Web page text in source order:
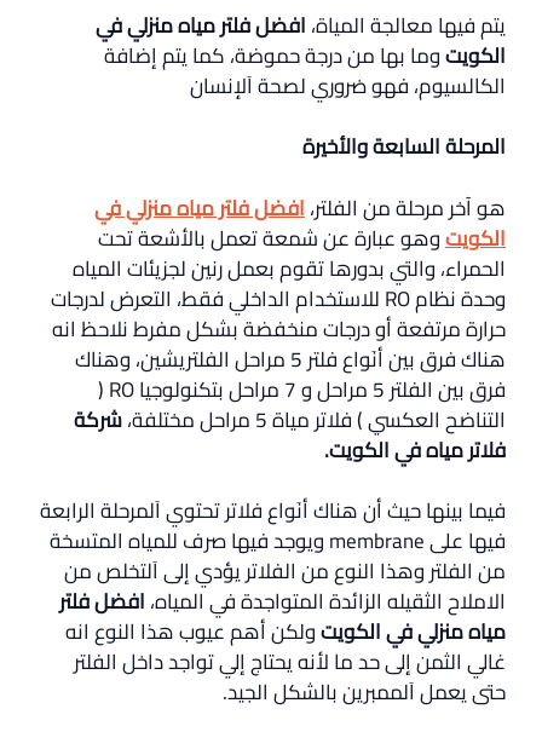
يتم فيها معالجة المياة،افضل فلتر مياه منزلي في
الكويتوما بها من درجة حموضة، كما يتم إضافة
الكالسيوم، فهو ضروري لصحة اَلإنسان
المرحلة السابعة والأخيرة
هو آخر مرحلة من الفلتر،افضل فلتر مياه منزلي في
الكويتوهو عبارة عن شمعة تعمل بالأشعة تحت
الحمراء، والتي بدورها تقوم بعمل رنين لجزيئات المياه
وحدة نظام RO للاستخدام الداخلي فقط، التعرض لدرجات
حرارة مرتفعة أو درجات منخفضة بشكل مفرط نلاحظ انه
هناك فرق بين أنَواع فلتر 5 مراحل الفلتريشين، وهناك
فرق بين الفلتر 5 مراحل و 7 مراحل بتكنولوجيا RO (
التناضح العكسي ) فلاتر مياة 5 مراحل مختلفة، شركة
فلاتر مياه في الكويت.
فيما بينها حيث أن هناك أنَواع فلاتر تحتوي اَلمرحلة الرابعة
فيها على membrane ويوجد فيها صرف للمياه المتسخة
من الفلتر وهذا النوع من الفلاتر يؤدي إلى اَلتخلص من
الاملاح الثقيله الزائدة المتواجدة في المياه،افضل فلتر
مياه منزلي في الكويتولكن أهم عيوب هذا النوع انه
غالي الثمن إلى حد ما لأنه يحتاج إلي تواجد داخل الفلتر
حتى يعمل اَلممبرين بالشكل الجيد.